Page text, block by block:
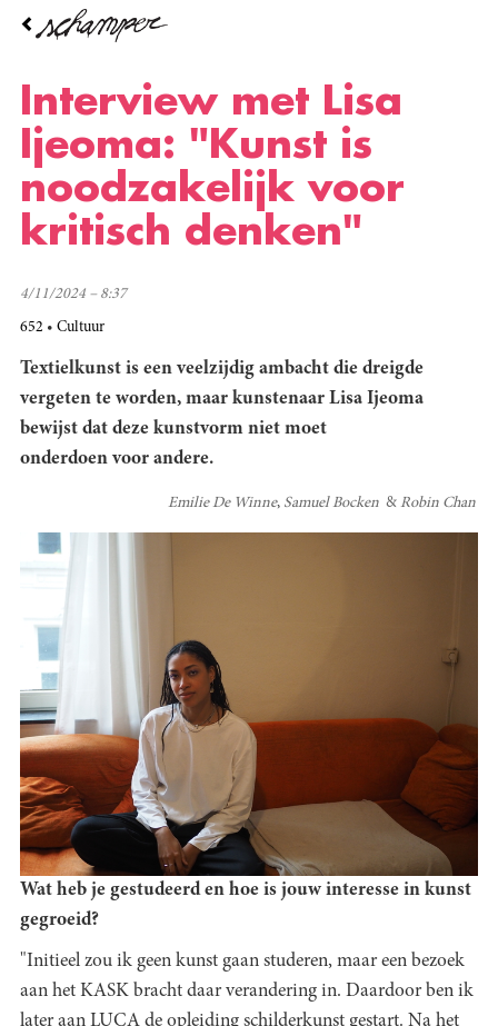
Overslaan
inhoud
gaan
Interview met Lisa
Ijeoma: "Kunst is
noodzakelijk voor
kritisch denken"
4/11/2024 – 8:37
652 Cultuur
Textielkunst is een veelzijdig ambacht die dreigde
vergeten te worden, maar kunstenaar Lisa Ijeoma
bewijst dat deze kunstvorm niet moet
onderdoen voor andere.
Emilie De Winne Samuel Bocken Robin Chan
Wat heb je gestudeerd en hoe is jouw interesse in kunst
gegroeid?
"Initieel zou ik geen kunst gaan studeren, maar een bezoek
aan het KASK bracht daar verandering in. Daardoor ben ik
later aan LUCA de opleiding schilderkunst gestart. Na het